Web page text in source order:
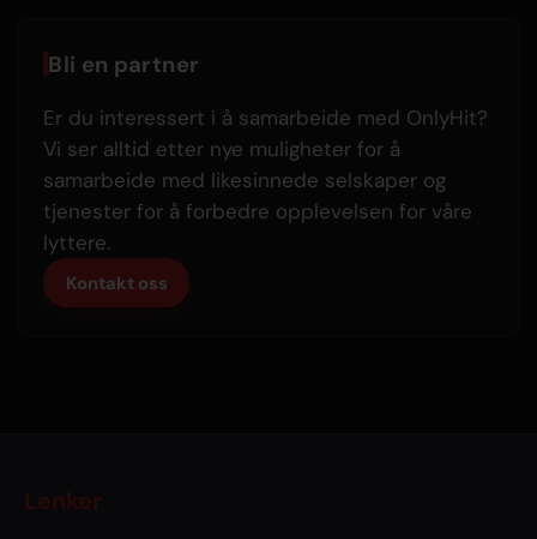
Bli en partner
Er du interessert i å samarbeide med OnlyHit?
Vi ser alltid etter nye muligheter for å
samarbeide med likesinnede selskaper og
tjenester for å forbedre opplevelsen for våre
lyttere.
Kontakt oss
Lenker